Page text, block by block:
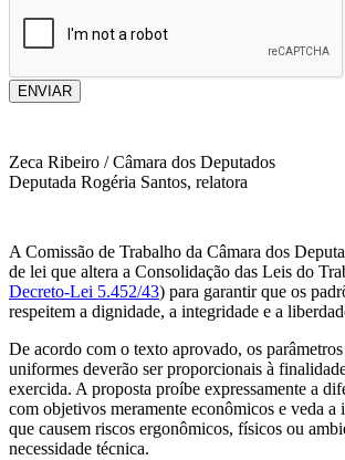
ENVIAR
Zeca Ribeiro / Câmara dos Deputados
Deputada Rogéria Santos, relatora
A Comissão de Trabalho da Câmara dos
de lei que altera a Consolidação das Leis do
Decreto-Lei 5.452/43) para garantir que os
respeitem a dignidade, a integridade e a
De acordo com o texto aprovado, os
uniformes deverão ser proporcionais à
exercida. A proposta proíbe expressamente a
com objetivos meramente econômicos e veda a
que causem riscos ergonômicos, físicos ou
necessidade técnica.